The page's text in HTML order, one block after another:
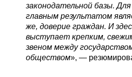
законодательной базы. Для
главным результатом
же, доверие граждан. И
выступает крепким,
звеном между
обществом», —